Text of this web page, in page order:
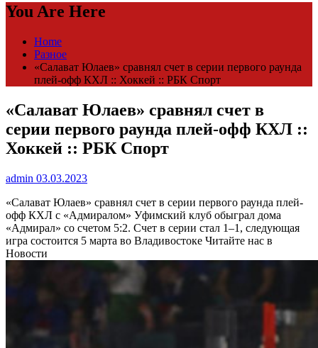
You Are Here
Home
Разное
«Салават Юлаев» сравнял счет в серии первого раунда
плей-офф КХЛ :: Хоккей :: РБК Спорт
«Салават Юлаев» сравнял счет в
серии первого раунда плей-офф КХЛ ::
Хоккей :: РБК Спорт
admin 03.03.2023
«Салават Юлаев» сравнял счет в серии первого раунда плей-
офф КХЛ с «Адмиралом» Уфимский клуб обыграл дома
«Адмирал» со счетом 5:2. Счет в серии стал 1–1, следующая
игра состоится 5 марта во Владивостоке Читайте нас в
Новости